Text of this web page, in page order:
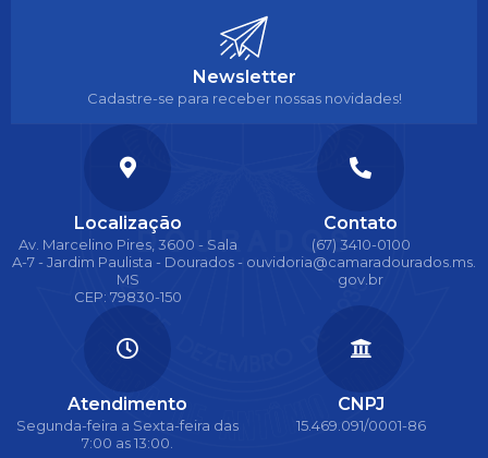
Newsletter
Cadastre-se para receber nossas novidades!
Localização
Av. Marcelino Pires, 3600 - Sala
A-7 - Jardim Paulista - Dourados -
MS
CEP: 79830-150
Contato
(67) 3410-0100
ouvidoria@camaradourados.ms.
gov.br
Atendimento
Segunda-feira a Sexta-feira das
7:00 as 13:00.
CNPJ
15.469.091/0001-86